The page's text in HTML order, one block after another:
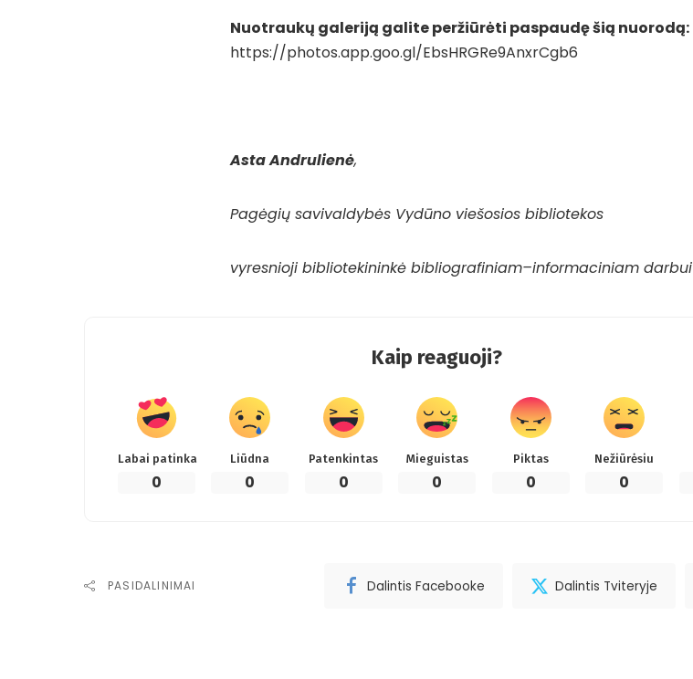
Nuotraukų galeriją galite peržiūrėti paspaudę šią nuorodą:
https://photos.app.goo.gl/EbsHRGRe9AnxrCgb6
Asta Andrulienė,
Pagėgių savivaldybės Vydūno viešosios bibliotekos
vyresnioji bibliotekininkė bibliografiniam–informaciniam darbui
Kaip reaguoji?
Labai patinka
0
Liūdna
0
Patenkintas
0
Mieguistas
0
Piktas
0
Nežiūrėsiu
0
PASIDALINIMAI Dalintis Facebooke Dalintis Tviteryje